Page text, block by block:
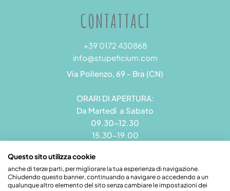
CONTATTACI
+39 0172 430868
info@stupeficium.com
Via Pollenzo, 69 - Bra (CN)
ORARI DI APERTURA:
Da Martedì a Sabato
09.30-12.30
15.30-19.00
Stupeficium di Carena Diego | Rea CN - 265823 | P.I.
Questo sito utilizza cookie
anche di terze parti, per migliorare la tua esperienza di navigazione.
Chiudendo questo banner, continuando a navigare o accedendo a un
qualunque altro elemento del sito senza cambiare le impostazioni dei